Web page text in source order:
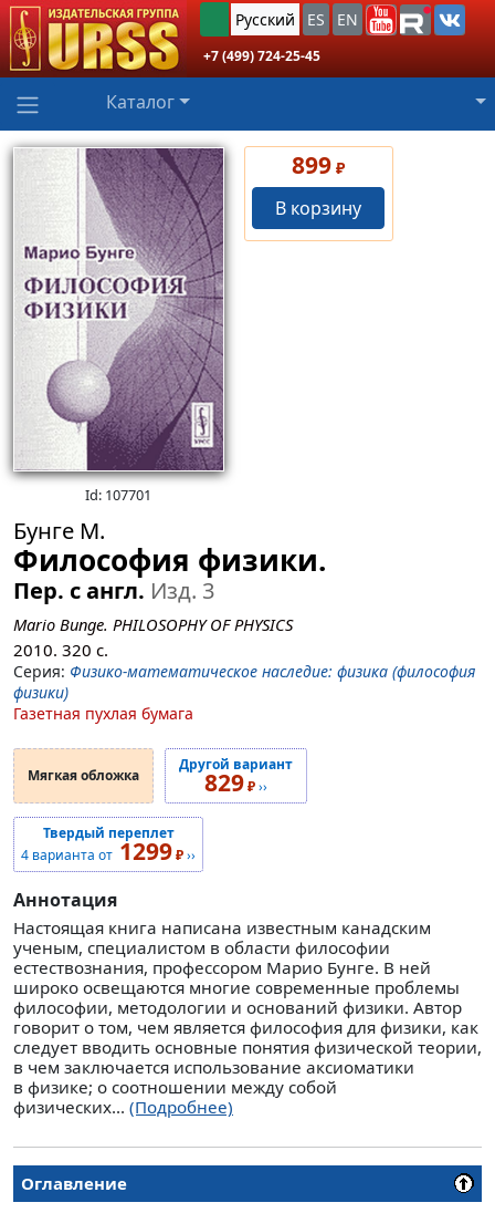
Русский ES EN
+7 (499) 724-25-45
Каталог
Id: 107701
899 ₽
В корзину
Бунге М.
Философия физики.
Пер. с англ. Изд. 3
Mario Bunge. PHILOSOPHY OF PHYSICS
2010. 320 с.
Серия: Физико-математическое наследие: физика (философия
физики)
Газетная пухлая бумага
Мягкая обложка
Другой вариант
829₽››
Твердый переплет
4 варианта от 1299₽››
Аннотация
Настоящая книга написана известным канадским
ученым, специалистом в области философии
естествознания, профессором Марио Бунге. В ней
широко освещаются многие современные проблемы
философии, методологии и оснований физики. Автор
говорит о том, чем является философия для физики, как
следует вводить основные понятия физической теории,
в чем заключается использование аксиоматики
в физике; о соотношении между собой
физических... (Подробнее)
Оглавление